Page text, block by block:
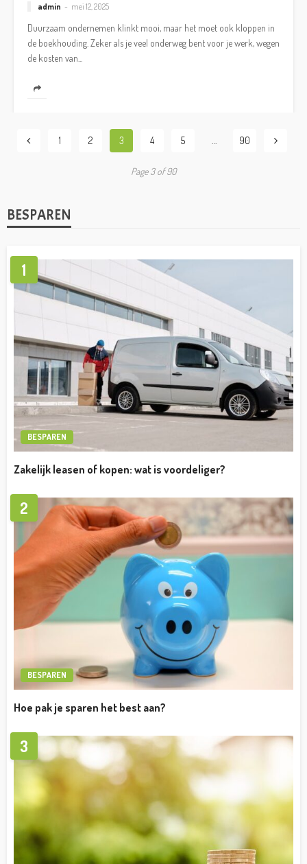
admin mei 12, 2025
Duurzaam ondernemen klinkt mooi, maar het moet ook kloppen in
de boekhouding. Zeker als je veel onderweg bent voor je werk, wegen
de kosten van...
1 2 3 4 5 … 90
Page 3 of 90
BESPAREN
1
BESPAREN
Zakelijk leasen of kopen: wat is voordeliger?
2
BESPAREN
Hoe pak je sparen het best aan?
3